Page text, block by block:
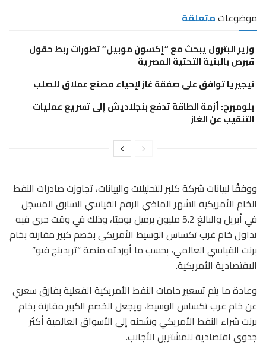
موضوعاتمتعلقة
وزير البترول يبحث مع “إكسون موبيل” تطورات ربط حقول
قبرص بالبنية التحتية المصرية
نيجيريا توافق على صفقة غاز لإحياء مصنع عملاق للصلب
بلومبرج: أزمة الطاقة تدفع بنجلاديش إلى تسريع عمليات
التنقيب عن الغاز
ووفقًا لبيانات شركة كلبر للتحليلات والبيانات، تجاوزت صادرات النفط
الخام الأمريكية الشهر الماضي الرقم القياسي السابق المسجل
في أبريل والبالغ 5.2 مليون برميل يوميًا، وذلك في وقت جرى فيه
تداول خام غرب تكساس الوسيط الأمريكي بخصم كبير مقارنة بخام
برنت القياسي العالمي، بحسب ما أوردته منصة “تريدينج فيو”
الاقتصادية الأمريكية.
وعادة ما يتم تسعير خامات النفط الأمريكية الفعلية بفارق سعري
عن خام غرب تكساس الوسيط، ويجعل الخصم الكبير مقارنة بخام
برنت شراء النفط الأمريكي وشحنه إلى الأسواق العالمية أكثر
جدوى اقتصادية للمشترين الأجانب.